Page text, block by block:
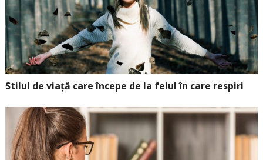
Stilul de viață care începe de la felul în care respiri